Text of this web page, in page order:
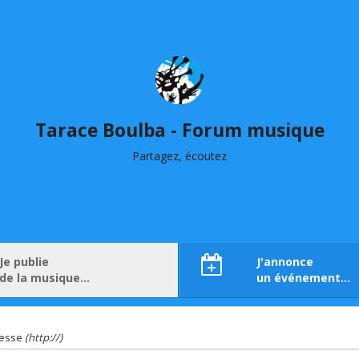
Tarace Boulba - Forum musique
Partagez, écoutez
Je publie
de la musique…
J'annonce
un événement…
(http://)